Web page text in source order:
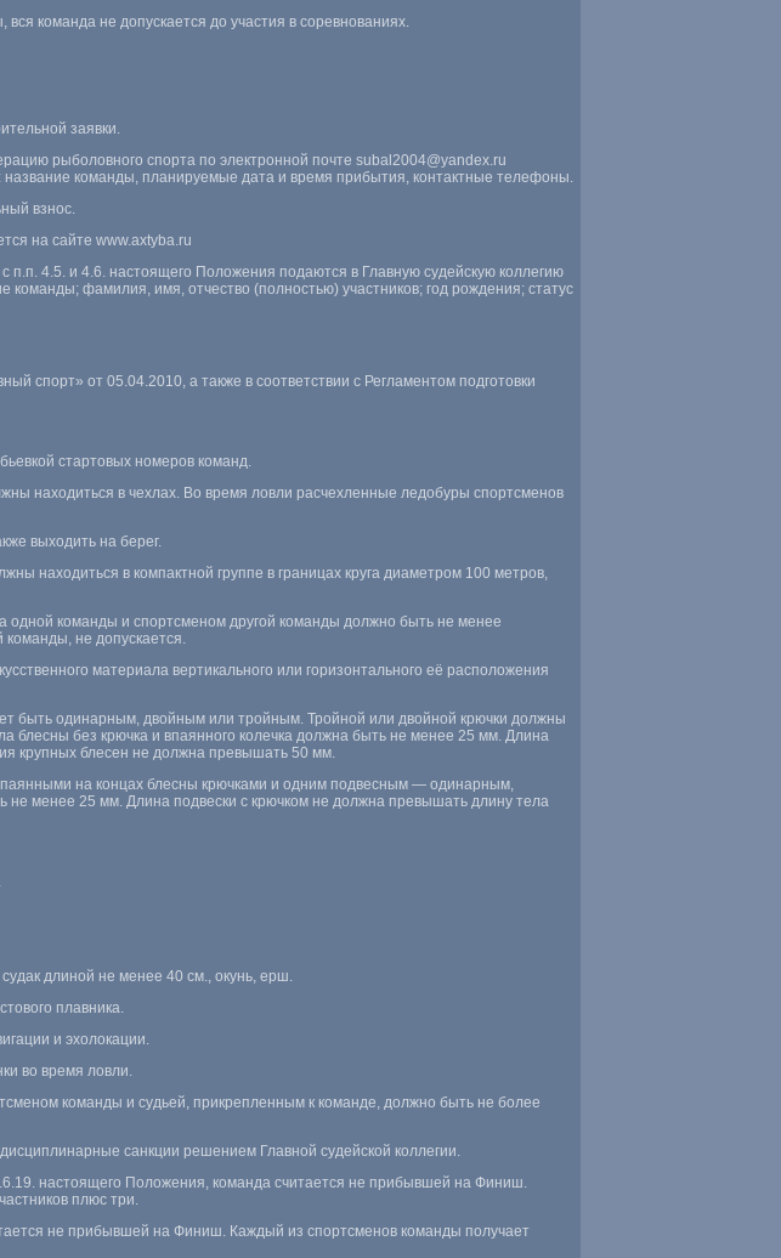
команда не допускается до участия в соревнованиях.
заявки.
рыболовного спорта по электронной почте subal2004@yandex.ru
команды, планируемые дата и время прибытия, контактные телефоны.
взнос.
на сайте www.axtyba.ru
п.п. 4.5. и 4.6. настоящего Положения подаются в Главную судейскую коллегию
фамилия, имя, отчество (полностью) участников; год рождения; статус
спорт» от 05.04.2010, а также в соответствии с Регламентом подготовки
стартовых номеров команд.
находиться в чехлах. Во время ловли расчехленные ледобуры спортсменов
выходить на берег.
находиться в компактной группе в границах круга диаметром 100 метров,
одной команды и спортсменом другой команды должно быть не менее
не допускается.
материала вертикального или горизонтального её расположения
быть одинарным, двойным или тройным. Тройной или двойной крючки должны
без крючка и впаянного колечка должна быть не менее 25 мм. Длина
крупных блесен не должна превышать 50 мм.
на концах блесны крючками и одним подвесным — одинарным,
менее 25 мм. Длина подвески с крючком не должна превышать длину тела
длиной не менее 40 см., окунь, ерш.
плавника.
и эхолокации.
во время ловли.
команды и судьей, прикрепленным к команде, должно быть не более
санкции решением Главной судейской коллегии.
настоящего Положения, команда считается не прибывшей на Финиш.
плюс три.
не прибывшей на Финиш. Каждый из спортсменов команды получает